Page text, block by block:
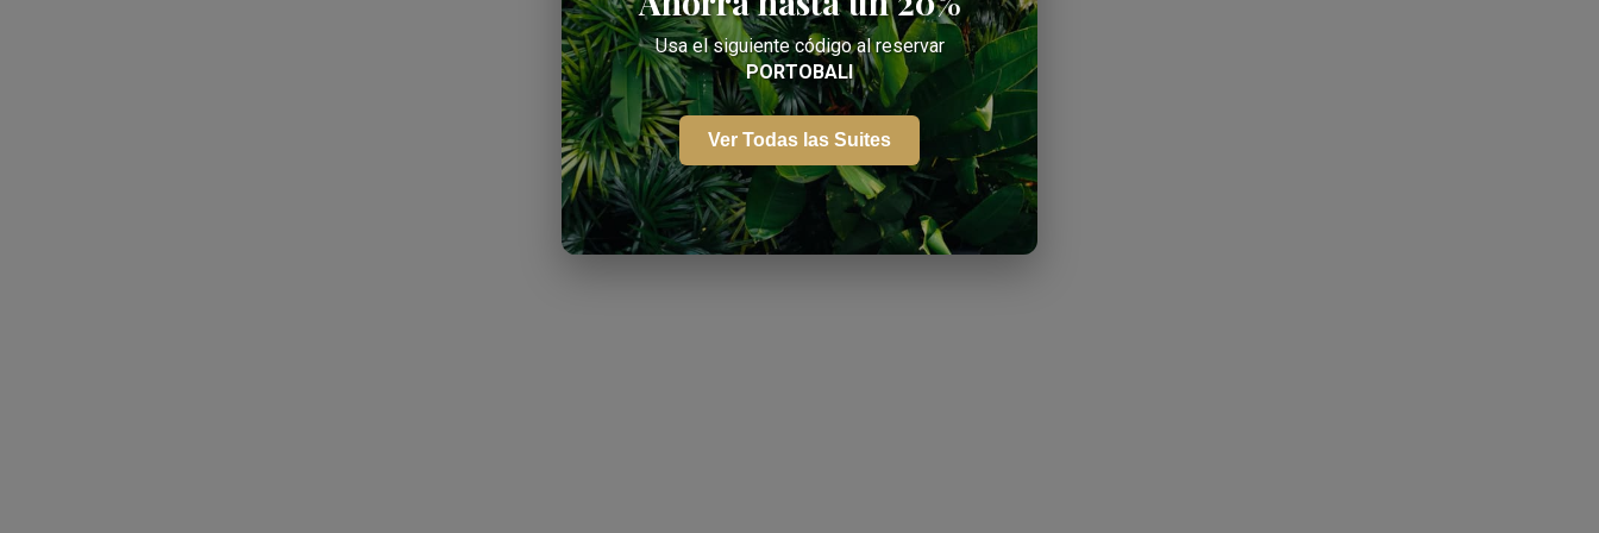
Usa el siguiente código al reservar
PORTOBALI
Ver Todas las Suites